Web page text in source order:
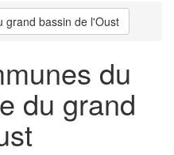
grand bassin de l'Oust
du
du grand